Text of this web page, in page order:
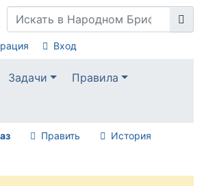
Вход
Задачи
Правила
Править История